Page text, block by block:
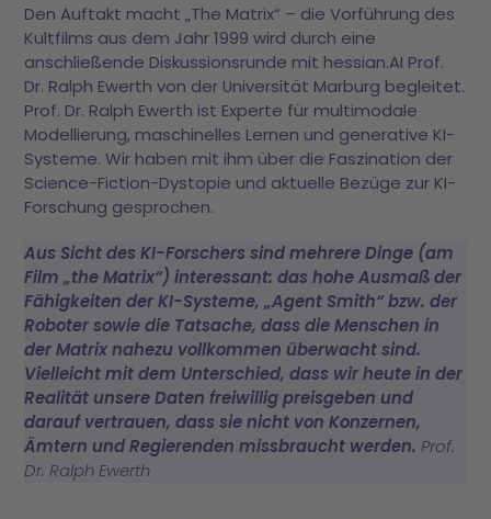
Den Auftakt macht „The Matrix“ – die Vorführung des
Kultfilms aus dem Jahr 1999 wird durch eine
anschließende Diskussionsrunde mit hessian.AI Prof.
Dr. Ralph Ewerth von der Universität Marburg begleitet.
Prof. Dr. Ralph Ewerth ist Experte für multimodale
Modellierung, maschinelles Lernen und generative KI-
Systeme. Wir haben mit ihm über die Faszination der
Science-Fiction-Dystopie und aktuelle Bezüge zur KI-
Forschung gesprochen.
Aus Sicht des KI-Forschers sind mehrere Dinge (am
Film „the Matrix“) interessant: das hohe Ausmaß der
Fähigkeiten der KI-Systeme, „Agent Smith“ bzw. der
Roboter sowie die Tatsache, dass die Menschen in
der Matrix nahezu vollkommen überwacht sind.
Vielleicht mit dem Unterschied, dass wir heute in der
Realität unsere Daten freiwillig preisgeben und
darauf vertrauen, dass sie nicht von Konzernen,
Ämtern und Regierenden missbraucht werden.Prof.
Dr. Ralph Ewerth